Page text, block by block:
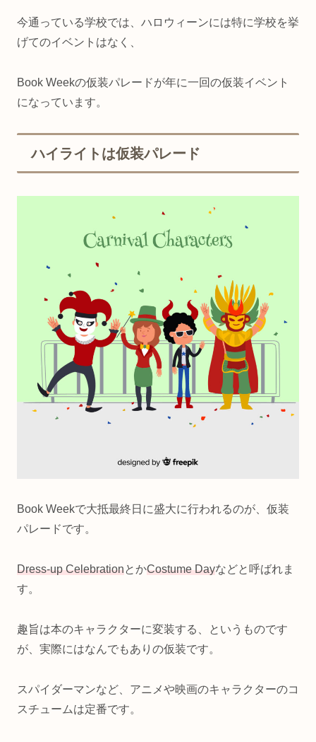
今通っている学校では、ハロウィーンには特に学校を挙
げてのイベントはなく、
Book Weekの仮装パレードが年に一回の仮装イベント
になっています。
ハイライトは仮装パレード
Book Weekで大抵最終日に盛大に行われるのが、仮装
パレードです。
Dress-up CelebrationとかCostume Dayなどと呼ばれま
す。
趣旨は本のキャラクターに変装する、というものです
が、実際にはなんでもありの仮装です。
スパイダーマンなど、アニメや映画のキャラクターのコ
スチュームは定番です。